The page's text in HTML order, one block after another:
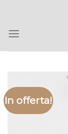
contenuti
In offerta!